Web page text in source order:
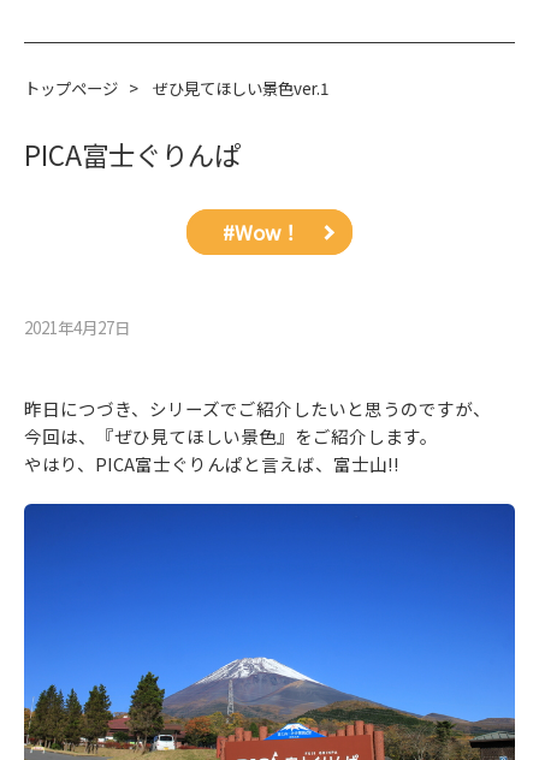
トップページ > ぜひ見てほしい景色ver.1
PICA富士ぐりんぱ
#Wow！
2021年4月27⽇
昨日につづき、シリーズでご紹介したいと思うのですが、
今回は、『ぜひ見てほしい景色』をご紹介します。
やはり、PICA富士ぐりんぱと言えば、富士山‼